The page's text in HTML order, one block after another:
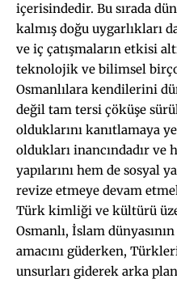
içerisindedir. Bu sırada
kalmış doğu uygarlıkları
ve iç çatışmaların etkisi
teknolojik ve bilimsel
Osmanlılara kendilerini
değil tam tersi çöküşe
olduklarını kanıtlamaya
oldukları inancındadır ve
yapılarını hem de sosyal
revize etmeye devam
Türk kimliği ve kültürü
Osmanlı, İslam
amacını güderken,
unsurları giderek arka